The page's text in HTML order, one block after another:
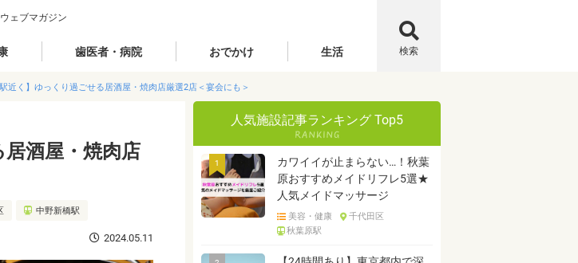
ェブマガジン
歯医者・病院 おでかけ 生活 検索
駅近く】ゆっくり過ごせる居酒屋・焼肉店厳選2店＜宴会にも＞
居酒屋・焼肉店
中野新橋駅
2024.05.11
人気施設記事ランキング Top5
1
カワイイが止まらない…！秋葉
原おすすめメイドリフレ5選★
人気メイドマッサージ
美容・健康
千代田区
秋葉原駅